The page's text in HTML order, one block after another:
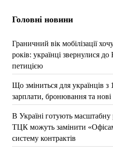
Головні новини
Граничний вік мобілізації
років: українці звернулися
петицією
Що зміниться для українців з
зарплати, бронювання та нові
В Україні готують масштабну
ТЦК можуть замінити
систему контрактів